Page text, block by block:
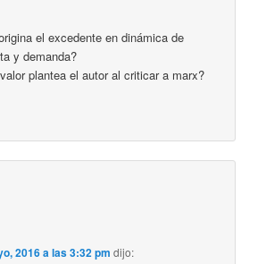
el excedente en dinámica de
y demanda?
plantea el autor al criticar a marx?
2016 a las 3:32 pm dijo: